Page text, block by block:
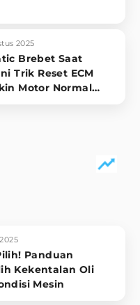
2025
Brebet Saat
Trik Reset ECM
Motor Normal
Panduan
Kekentalan Oli
Mesin